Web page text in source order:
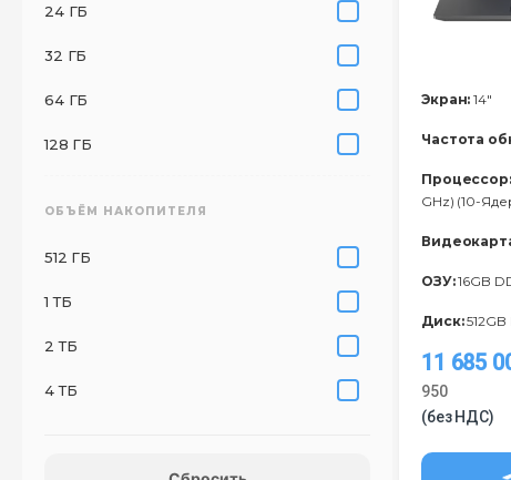
24 ГБ
32 ГБ
64 ГБ
128 ГБ
ОБЪЁМ НАКОПИТЕЛЯ
512 ГБ
1 ТБ
2 ТБ
4 ТБ
Экран: 14"
Частота
Процессор:
GHz) (10-
ОЗУ:16GB
Диск:512GB
11 685
950
(без НДС)